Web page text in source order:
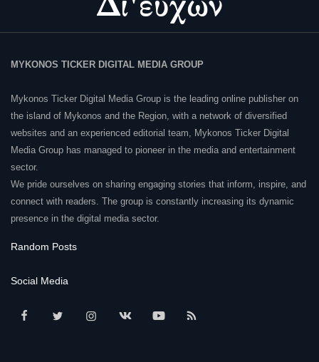
MYKONOS TICKER DIGITAL MEDIA GROUP
Mykonos Ticker Digital Media Group is the leading online publisher on
the island of Mykonos and the Region, with a network of diversified
websites and an experienced editorial team, Mykonos Ticker Digital
Media Group has managed to pioneer in the media and entertainment
sector.
We pride ourselves on sharing engaging stories that inform, inspire, and
connect with readers. The group is constantly increasing its dynamic
presence in the digital media sector.
Random Posts
Social Media